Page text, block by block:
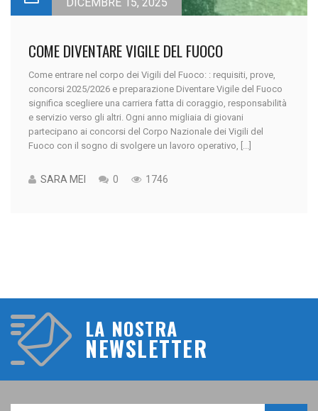
COME DIVENTARE VIGILE DEL FUOCO
Come entrare nel corpo dei Vigili del Fuoco: : requisiti, prove,
concorsi 2025/2026 e preparazione Diventare Vigile del Fuoco
significa scegliere una carriera fatta di coraggio, responsabilità
e servizio verso gli altri. Ogni anno migliaia di giovani
partecipano ai concorsi del Corpo Nazionale dei Vigili del
Fuoco con il sogno di svolgere un lavoro operativo, [...]
SARA MEI 0 1746
LA NOSTRA
NEWSLETTER